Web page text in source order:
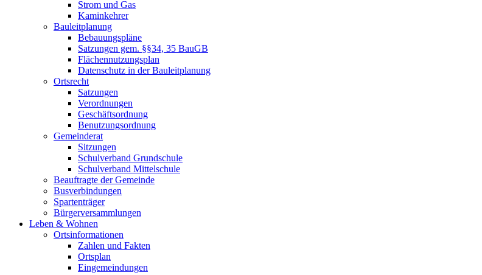
Strom und Gas
Kaminkehrer
Bauleitplanung
Bebauungspläne
Satzungen gem. §§34, 35 BauGB
Flächennutzungsplan
Datenschutz in der Bauleitplanung
Ortsrecht
Satzungen
Verordnungen
Geschäftsordnung
Benutzungsordnung
Gemeinderat
Sitzungen
Schulverband Grundschule
Schulverband Mittelschule
Beauftragte der Gemeinde
Busverbindungen
Spartenträger
Bürgerversammlungen
Leben & Wohnen
Ortsinformationen
Zahlen und Fakten
Ortsplan
Eingemeindungen